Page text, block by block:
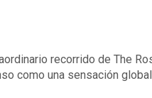
recorrido de The
como una sensación